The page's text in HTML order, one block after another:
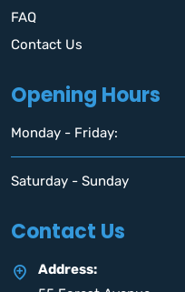
FAQ
Contact Us
Opening Hours
Monday - Friday:
Saturday - Sunday
Contact Us
Address: